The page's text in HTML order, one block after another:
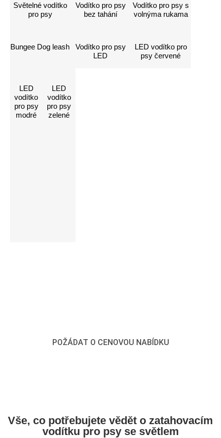
Světelné vodítko
pro psy
Vodítko pro psy
bez tahání
Vodítko pro psy s
volnýma rukama
Bungee Dog leash
Vodítko pro psy
LED
LED vodítko pro
psy červené
LED
vodítko
pro psy
modré
LED
vodítko
pro psy
zelené
POŽÁDAT O CENOVOU NABÍDKU
Vše, co potřebujete vědět o zatahovacím
vodítku pro psy se světlem